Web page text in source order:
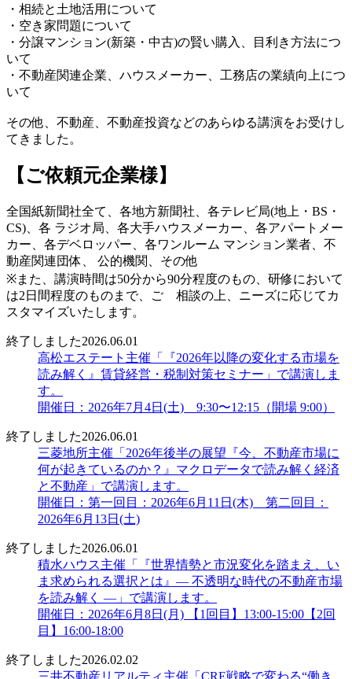
・相続と土地活用について
・空き家問題について
・分譲マンション(新築・中古)の賢い購入、目利き方法につ
いて
・不動産関連企業、ハウスメーカー、工務店の業績向上につ
いて
その他、不動産、不動産投資などのあらゆる講演をお受けし
てきました。
【ご依頼元企業様】
全国紙新聞社全て、各地方新聞社、各テレビ局(地上・BS・
CS)、各 ラジオ局、各大手ハウスメーカー、各アパートメー
カー、各デベロッパー、各ワンルーム マンション業者、不
動産関連団体、 公的機関、その他
※また、講演時間は50分から90分程度のもの、研修において
は2日間程度のものまで、ご゙相談の上、ニーズに応じてカ
スタマイズいたします。
終了しました2026.06.01
高松エステート主催「『2026年以降の変化する市場を
読み解く』賃貸経営・税制対策セミナー」で講演しま
す。
開催日：2026年7月4日(土) 9:30〜12:15（開場 9:00）
終了しました2026.06.01
三菱地所主催「2026年後半の展望『今、不動産市場に
何が起きているのか？』マクロデータで読み解く経済
と不動産」で講演します。
開催日：第一回目：2026年6月11日(木) 第二回目：
2026年6月13日(土)
終了しました2026.06.01
積水ハウス主催「『世界情勢と市況変化を踏まえ、い
ま求められる選択とは』― 不透明な時代の不動産市場
を読み解く ―」で講演します。
開催日：2026年6月8日(月) 【1回目】13:00-15:00【2回
目】16:00-18:00
終了しました2026.02.02